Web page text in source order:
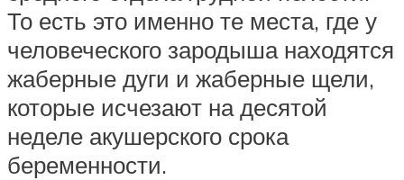
То есть это именно те места, где у
человеческого зародыша находятся
жаберные дуги и жаберные щели,
которые исчезают на десятой
неделе акушерского срока
беременности.